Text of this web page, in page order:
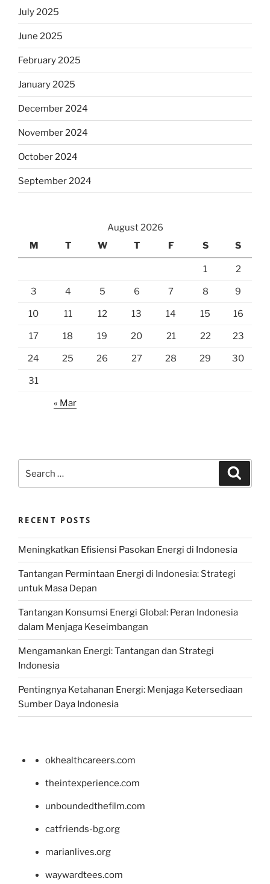
July 2025
June 2025
February 2025
January 2025
December 2024
November 2024
October 2024
September 2024
August 2026
M
T W T F S S
1 2
3 4 5 6 7 8 9
10 11 12 13 14 15 16
17 18 19 20 21 22 23
24 25 26 27 28 29 30
31
« Mar
for:
RECENT POSTS
Meningkatkan Efisiensi Pasokan Energi di Indonesia
Tantangan Permintaan Energi di Indonesia: Strategi
untuk Masa Depan
Tantangan Konsumsi Energi Global: Peran Indonesia
dalam Menjaga Keseimbangan
Mengamankan Energi: Tantangan dan Strategi
Indonesia
Pentingnya Ketahanan Energi: Menjaga Ketersediaan
Sumber Daya Indonesia
okhealthcareers.com
theintexperience.com
unboundedthefilm.com
catfriends-bg.org
marianlives.org
waywardtees.com